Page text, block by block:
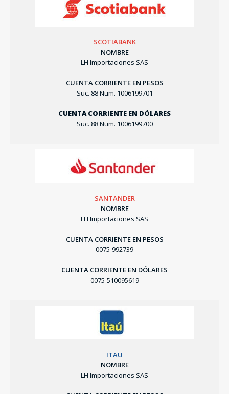
SCOTIABANK
NOMBRE
LH Importaciones SAS
CUENTA CORRIENTE EN PESOS
Suc. 88 Num. 1006199701
CUENTA CORRIENTE EN DÓLARES
Suc. 88 Num. 1006199700
SANTANDER
NOMBRE
LH Importaciones SAS
CUENTA CORRIENTE EN PESOS
0075-992739
CUENTA CORRIENTE EN DÓLARES
0075-510095619
ITAU
NOMBRE
LH Importaciones SAS